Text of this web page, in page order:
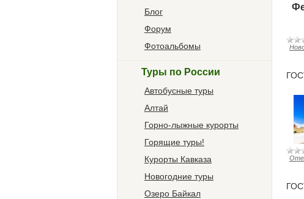
Блог
Форум
Фотоальбомы
Туры по России
Автобусные туры
Алтай
Горно-лыжные курорты
Горящие туры!
Курорты Кавказа
Новогодние туры
Озеро Байкал
(